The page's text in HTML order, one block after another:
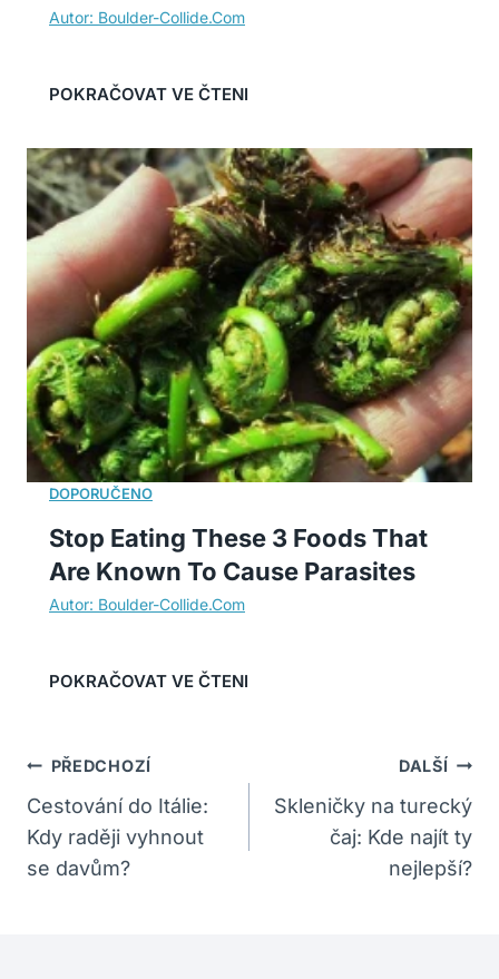
Stop Eating These 3 Foods That
Are Known To Cause Parasites
Navigace
Pro
Příspěvek
PŘEDCHOZÍ
Cestování do Itálie:
Kdy raději vyhnout
se davům?
DALŠÍ
Skleničky na turecký
čaj: Kde najít ty
nejlepší?